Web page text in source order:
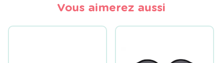
Vous aimerez aussi